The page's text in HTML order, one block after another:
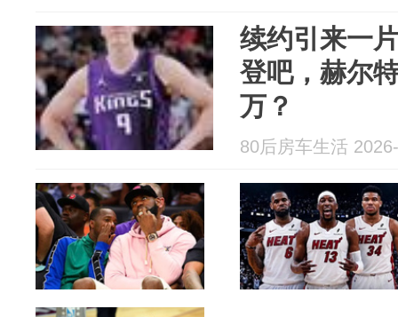
续约引来一
登吧，赫尔
万？
80后房车生活